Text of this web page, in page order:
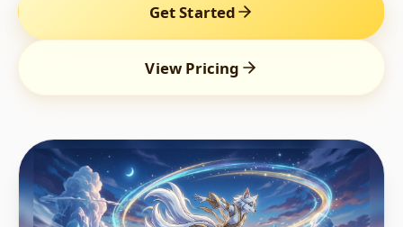
Get Started
View Pricing